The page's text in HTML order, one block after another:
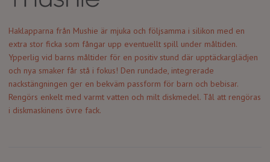
Haklapparna från Mushie är mjuka och följsamma i silikon med en
extra stor ficka som fångar upp eventuellt spill under måltiden.
Ypperlig vid barns måltider för en positiv stund där upptäckarglädjen
och nya smaker får stå i fokus! Den rundade, integrerade
nackstängningen ger en bekväm passform för barn och bebisar.
Rengörs enkelt med varmt vatten och milt diskmedel. Tål att rengöras
i diskmaskinens övre fack.